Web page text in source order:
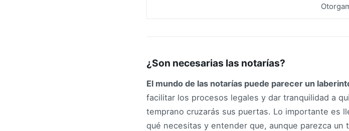
¿Son necesarias las notarías?
El mundo de las notarías puede parecer un
facilitar los procesos legales y dar tranquilidad a
temprano cruzarás sus puertas. Lo importante es
qué necesitas y entender que, aunque parezca un